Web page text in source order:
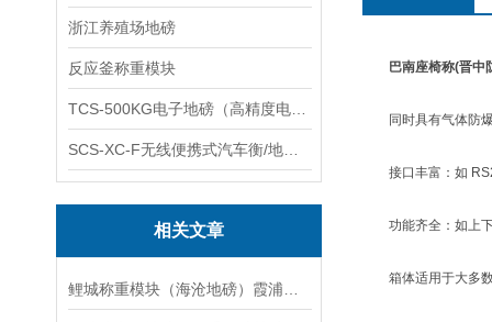
浙江养殖场地磅
反应釜称重模块
相关文章
巴南座椅称(晋中
同时具有气体防爆
接口丰富：如
功能齐全：如上下
箱体适用于大多数